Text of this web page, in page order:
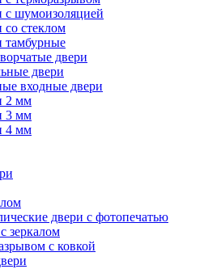
с шумоизоляцией
со стеклом
тамбурные
двери
двери
входные двери
2 мм
3 мм
4 мм
двери с фотопечатью
зеркалом
с ковкой